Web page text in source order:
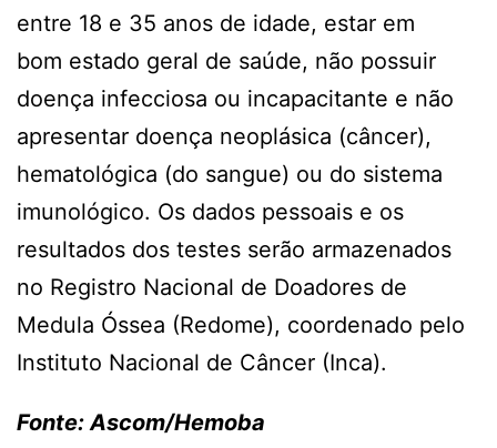
entre 18 e 35 anos de idade, estar em
bom estado geral de saúde, não possuir
doença infecciosa ou incapacitante e não
apresentar doença neoplásica (câncer),
hematológica (do sangue) ou do sistema
imunológico. Os dados pessoais e os
resultados dos testes serão armazenados
no Registro Nacional de Doadores de
Medula Óssea (Redome), coordenado pelo
Instituto Nacional de Câncer (Inca).
Fonte: Ascom/Hemoba